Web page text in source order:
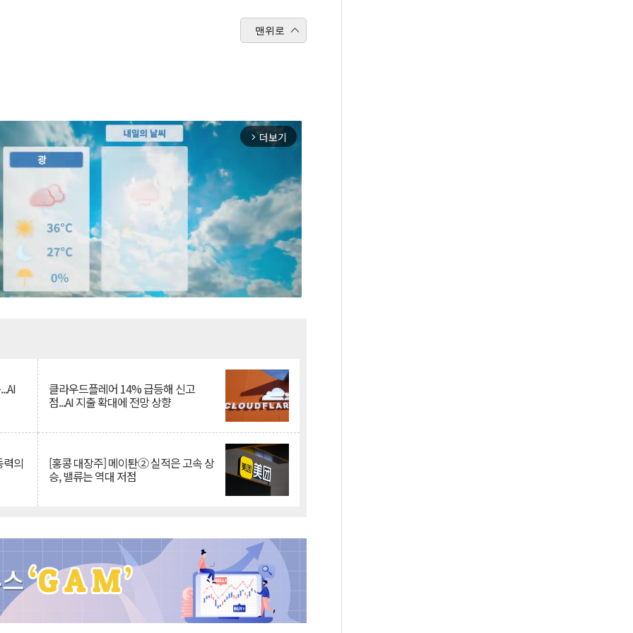
맨위로
arrow_forward_ios 더보기
클라우드플레어 14% 급등해 신고
점...AI 지출 확대에 전망 상향
의 [홍콩 대장주] 메이퇀② 실적은 고속 상
승, 밸류는 역대 저점